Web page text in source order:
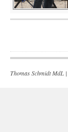
Thomas Schmidt MdL |